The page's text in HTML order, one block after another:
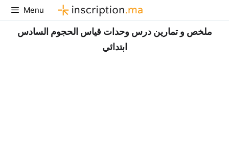
Aller
au
contenu
Menu
ملخص و تمارين درس وحدات قياس الحجوم السادس
ابتدائي